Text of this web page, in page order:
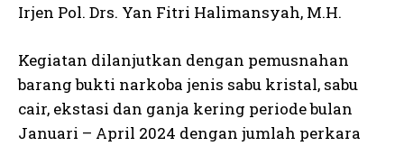
Irjen Pol. Drs. Yan Fitri Halimansyah, M.H.
Kegiatan dilanjutkan dengan pemusnahan
barang bukti narkoba jenis sabu kristal, sabu
cair, ekstasi dan ganja kering periode bulan
Januari – April 2024 dengan jumlah perkara